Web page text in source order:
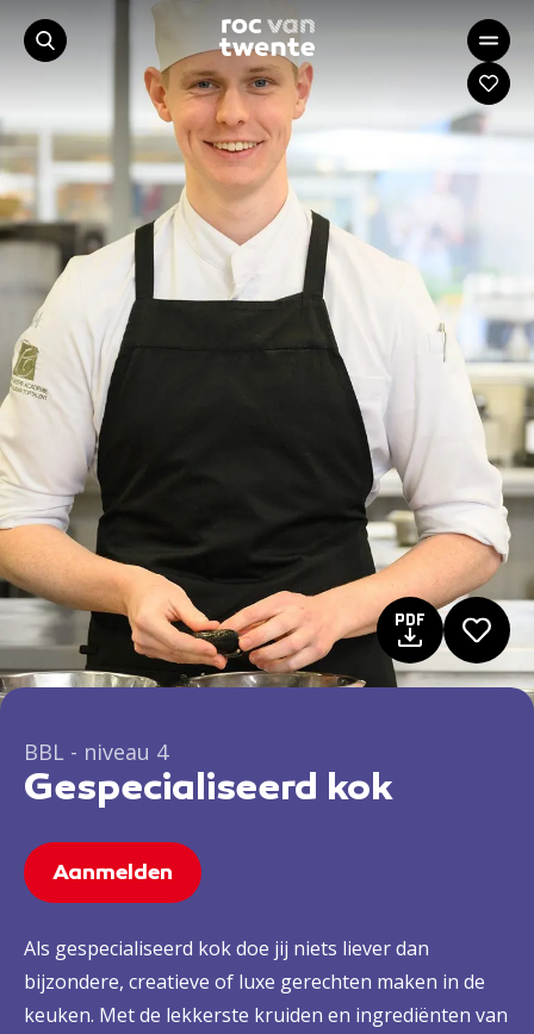
BBL - niveau 4
Gespecialiseerd kok
Aanmelden
Als gespecialiseerd kok doe jij niets liever dan
bijzondere, creatieve of luxe gerechten maken in de
keuken. Met de lekkerste kruiden en ingrediënten van